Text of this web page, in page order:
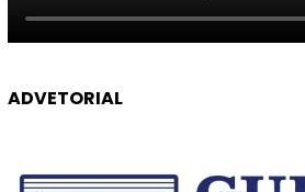
ADVETORIAL